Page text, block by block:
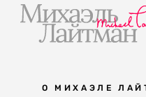
О МИХАЭЛЕ